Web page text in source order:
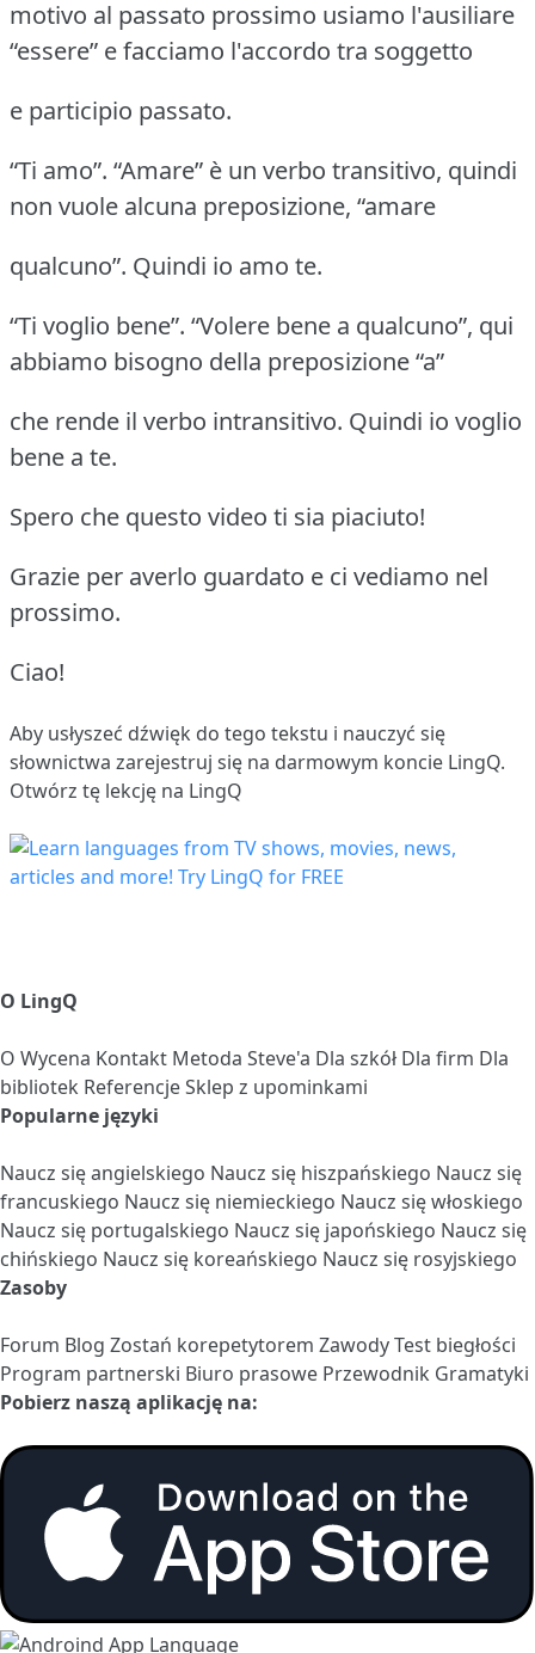
motivo al passato prossimo usiamo l'ausiliare
“essere” e facciamo l'accordo tra soggetto
e participio passato.
“Ti amo”. “Amare” è un verbo transitivo, quindi
non vuole alcuna preposizione, “amare
qualcuno”. Quindi io amo te.
“Ti voglio bene”. “Volere bene a qualcuno”, qui
abbiamo bisogno della preposizione “a”
che rende il verbo intransitivo. Quindi io voglio
bene a te.
Spero che questo video ti sia piaciuto!
Grazie per averlo guardato e ci vediamo nel
prossimo.
Ciao!
Aby usłyszeć dźwięk do tego tekstu i nauczyć się
słownictwa zarejestruj się na darmowym koncie LingQ.
Otwórz tę lekcję na LingQ
O LingQ
O Wycena Kontakt Metoda Steve'a Dla szkół Dla firm Dla
bibliotek ReferencjeSklep z upominkami
Popularne języki
Naucz się angielskiego Naucz się hiszpańskiego Naucz się
francuskiego Naucz się niemieckiego Naucz się włoskiego
Naucz się portugalskiego Naucz się japońskiego Naucz się
chińskiego Naucz się koreańskiego Naucz się rosyjskiego
Zasoby
Forum Blog Zostań korepetytorem ZawodyTest biegłości
Program partnerski Biuro prasowe Przewodnik Gramatyki
Pobierz naszą aplikację na: